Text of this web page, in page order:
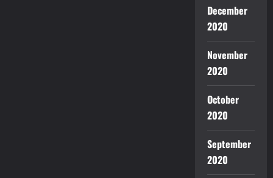
December
2020
November
2020
October
2020
September
2020